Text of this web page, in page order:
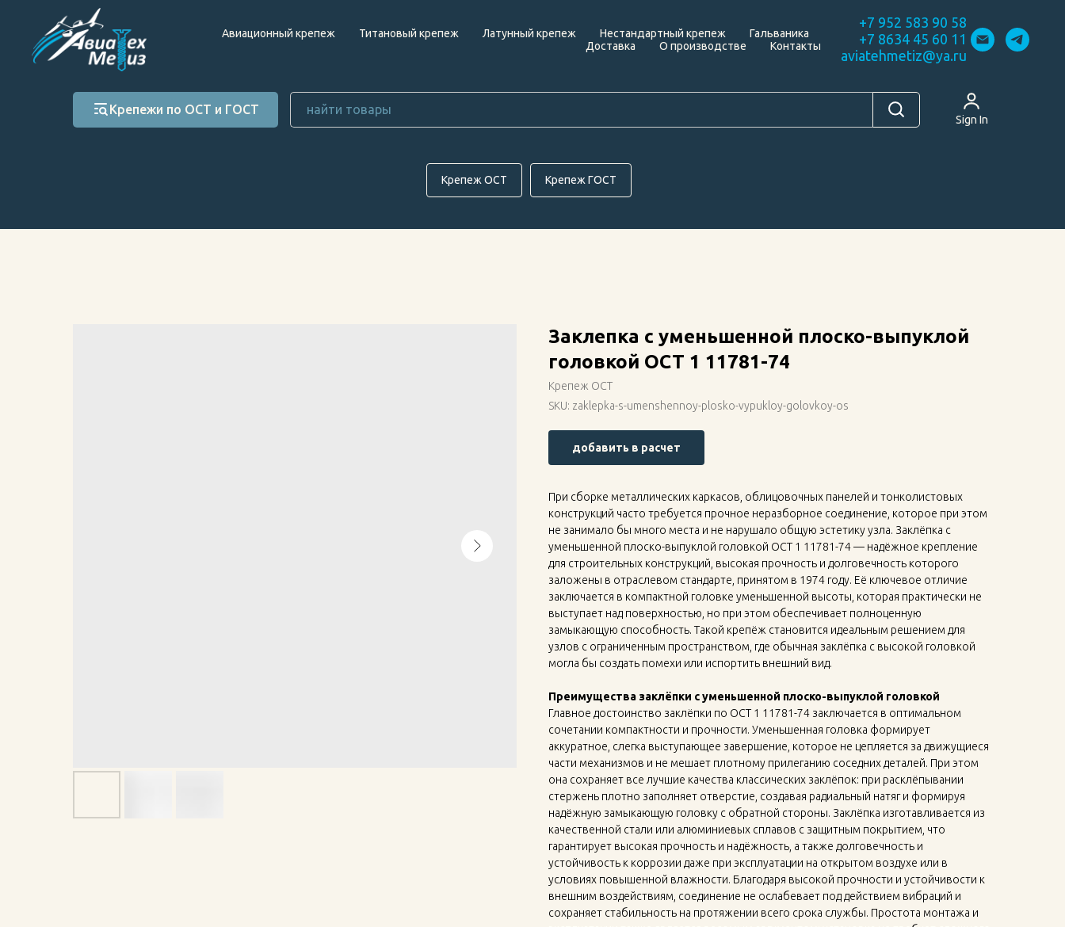
Авиационный крепеж Титановый крепеж Латунный крепеж Нестандартный крепеж
Гальваника
Доставка
О производстве Контакты
+7 952 583 90 58
+7 8634 45 60 11
aviatehmetiz@ya.ru
Крепежи по ОСТ и ГОСТ
Sign In
Крепеж ОСТ Крепеж ГОСТ
Заклепка с уменьшенной плоско-выпуклой
головкой ОСТ 1 11781-74
Крепеж ОСТ
SKU: zaklepka-s-umenshennoy-plosko-vypukloy-golovkoy-os
добавить в расчет
При сборке металлических каркасов, облицовочных панелей и тонколистовых
конструкций часто требуется прочное неразборное соединение, которое при этом
не занимало бы много места и не нарушало общую эстетику узла. Заклёпка с
уменьшенной плоско-выпуклой головкой ОСТ 1 11781-74 — надёжное крепление
для строительных конструкций, высокая прочность и долговечность которого
заложены в отраслевом стандарте, принятом в 1974 году. Её ключевое отличие
заключается в компактной головке уменьшенной высоты, которая практически не
выступает над поверхностью, но при этом обеспечивает полноценную
замыкающую способность. Такой крепёж становится идеальным решением для
узлов с ограниченным пространством, где обычная заклёпка с высокой головкой
могла бы создать помехи или испортить внешний вид.
Преимущества заклёпки с уменьшенной плоско-выпуклой головкой
Главное достоинство заклёпки по ОСТ 1 11781-74 заключается в оптимальном
сочетании компактности и прочности. Уменьшенная головка формирует
аккуратное, слегка выступающее завершение, которое не цепляется за движущиеся
части механизмов и не мешает плотному прилеганию соседних деталей. При этом
она сохраняет все лучшие качества классических заклёпок: при расклёпывании
стержень плотно заполняет отверстие, создавая радиальный натяг и формируя
надёжную замыкающую головку с обратной стороны. Заклёпка изготавливается из
качественной стали или алюминиевых сплавов с защитным покрытием, что
гарантирует высокая прочность и надёжность, а также долговечность и
устойчивость к коррозии даже при эксплуатации на открытом воздухе или в
условиях повышенной влажности. Благодаря высокой прочности и устойчивости к
внешним воздействиям, соединение не ослабевает под действием вибраций и
сохраняет стабильность на протяжении всего срока службы. Простота монтажа и